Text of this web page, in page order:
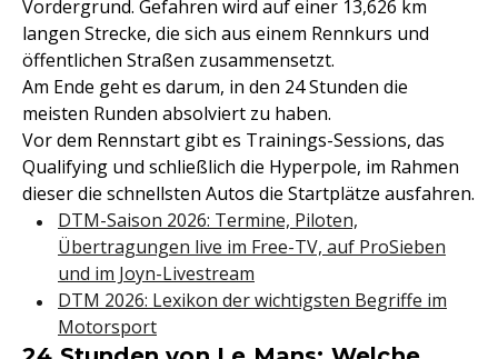
Vordergrund. Gefahren wird auf einer 13,626 km
langen Strecke, die sich aus einem Rennkurs und
öffentlichen Straßen zusammensetzt.
Am Ende geht es darum, in den 24 Stunden die
meisten Runden absolviert zu haben.
Vor dem Rennstart gibt es Trainings-Sessions, das
Qualifying und schließlich die Hyperpole, im Rahmen
dieser die schnellsten Autos die Startplätze ausfahren.
DTM-Saison 2026: Termine, Piloten,
Übertragungen live im Free-TV, auf ProSieben
und im Joyn-Livestream
DTM 2026: Lexikon der wichtigsten Begriffe im
Motorsport